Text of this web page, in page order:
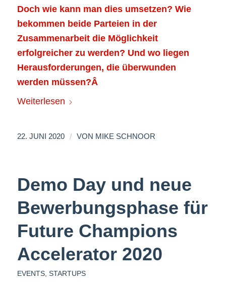
Doch wie kann man dies umsetzen? Wie
bekommen beide Parteien in der
Zusammenarbeit die Möglichkeit
erfolgreicher zu werden? Und wo liegen
Herausforderungen, die überwunden
werden müssen?Â
Weiterlesen
22. JUNI 2020 / VON MIKE SCHNOOR
Demo Day und neue
Bewerbungsphase für
Future Champions
Accelerator 2020
EVENTS, STARTUPS